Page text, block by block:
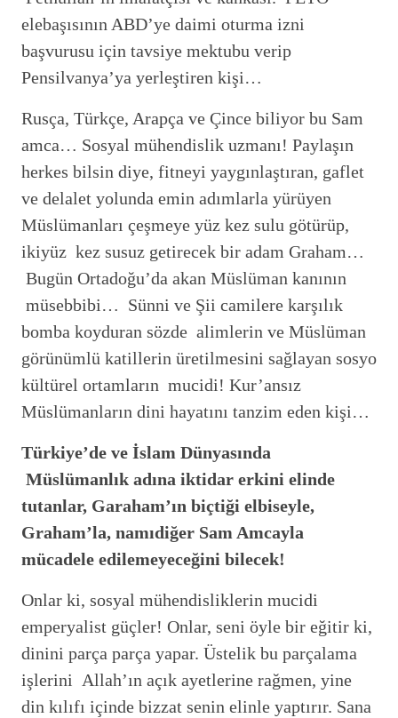
elebaşısının ABD’ye daimi oturma izni
başvurusu için tavsiye mektubu verip
Pensilvanya’ya yerleştiren kişi…
Rusça, Türkçe, Arapça ve Çince biliyor bu Sam
amca… Sosyal mühendislik uzmanı! Paylaşın
herkes bilsin diye, fitneyi yaygınlaştıran, gaflet
ve delalet yolunda emin adımlarla yürüyen
Müslümanları çeşmeye yüz kez sulu götürüp,
ikiyüz kez susuz getirecek bir adam Graham…
Bugün Ortadoğu’da akan Müslüman kanının
müsebbibi… Sünni ve Şii camilere karşılık
bomba koyduran sözde alimlerin ve Müslüman
görünümlü katillerin üretilmesini sağlayan sosyo
kültürel ortamların mucidi! Kur’ansız
Müslümanların dini hayatını tanzim eden kişi…
Türkiye’de ve İslam Dünyasında
Müslümanlık adına iktidar erkini elinde
tutanlar, Garaham’ın biçtiği elbiseyle,
Graham’la, namıdiğer Sam Amcayla
mücadele edilemeyeceğini bilecek!
Onlar ki, sosyal mühendisliklerin mucidi
emperyalist güçler! Onlar, seni öyle bir eğitir ki,
dinini parça parça yapar. Üstelik bu parçalama
işlerini Allah’ın açık ayetlerine rağmen, yine
din kılıfı içinde bizzat senin elinle yaptırır. Sana